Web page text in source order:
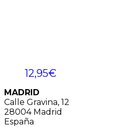
12,95€
MADRID
Calle Gravina, 12
28004 Madrid
España